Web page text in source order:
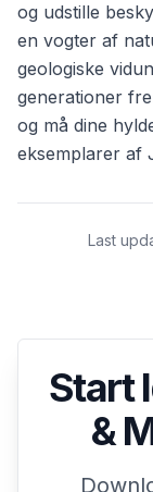
og udstille
en vogter af
geologiske
generationer
og må dine
eksemplarer af
Last
Start
&